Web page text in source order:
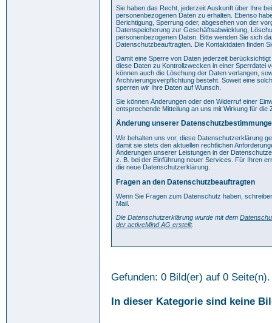
Sie haben das Recht, jederzeit Auskunft über Ihre
personenbezogenen Daten zu erhalten. Ebenso
Berichtigung, Sperrung oder, abgesehen von der
Datenspeicherung zur Geschäftsabwicklung,
personenbezogenen Daten. Bitte wenden Sie sich
Datenschutzbeauftragten. Die Kontaktdaten finden
Damit eine Sperre von Daten jederzeit
diese Daten zu Kontrollzwecken in einer Sperrdatei
können auch die Löschung der Daten verlangen,
Archivierungsverpflichtung besteht. Soweit eine
sperren wir Ihre Daten auf Wunsch.
Sie können Änderungen oder den Widerruf einer
entsprechende Mitteilung an uns mit Wirkung für die
Änderung unserer
Wir behalten uns vor, diese Datenschutzerklärung
damit sie stets den aktuellen rechtlichen
Änderungen unserer Leistungen in der
z. B. bei der Einführung neuer Services. Für Ihren
die neue Datenschutzerklärung.
Fragen an den Datenschutzbeauftragten
Wenn Sie Fragen zum Datenschutz haben,
Mail.
Die Datenschutzerklärung wurde mit dem
der activeMind AG erstellt.
Gefunden: 0 Bild(er) auf 0
In dieser Kategorie sind keine